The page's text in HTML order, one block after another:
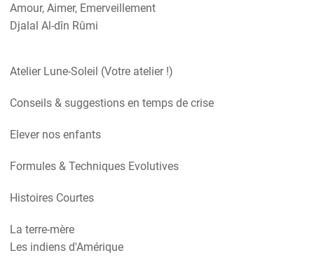
Amour, Aimer, Emerveillement
Djalal Al-dîn Rûmi
Atelier Lune-Soleil (Votre atelier !)
Conseils & suggestions en temps de crise
Elever nos enfants
Formules & Techniques Evolutives
Histoires Courtes
La terre-mère
Les indiens d'Amérique